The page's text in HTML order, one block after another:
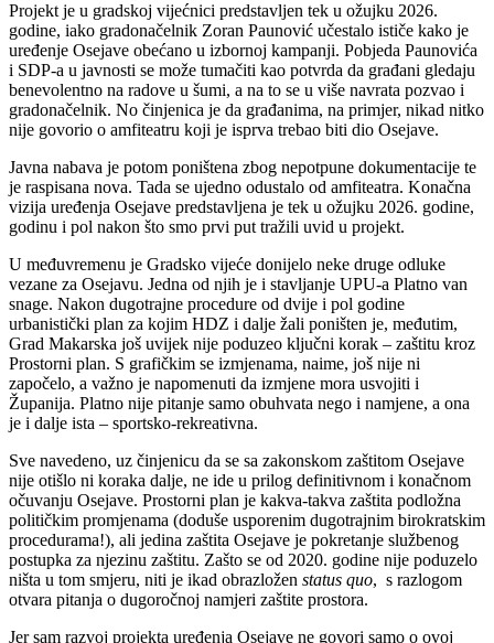
Projekt je u gradskoj vijećnici predstavljen tek u ožujku 2026.
godine, iako gradonačelnik Zoran Paunović učestalo ističe kako je
uređenje Osejave obećano u izbornoj kampanji. Pobjeda Paunovića
i SDP-a u javnosti se može tumačiti kao potvrda da građani gledaju
benevolentno na radove u šumi, a na to se u više navrata pozvao i
gradonačelnik. No činjenica je da građanima, na primjer, nikad nitko
nije govorio o amfiteatru koji je isprva trebao biti dio Osejave.
Javna nabava je potom poništena zbog nepotpune dokumentacije te
je raspisana nova. Tada se ujedno odustalo od amfiteatra. Konačna
vizija uređenja Osejave predstavljena je tek u ožujku 2026. godine,
godinu i pol nakon što smo prvi put tražili uvid u projekt.
U međuvremenu je Gradsko vijeće donijelo neke druge odluke
vezane za Osejavu. Jedna od njih je i stavljanje UPU-a Platno van
snage. Nakon dugotrajne procedure od dvije i pol godine
urbanistički plan za kojim HDZ i dalje žali poništen je, međutim,
Grad Makarska još uvijek nije poduzeo ključni korak – zaštitu kroz
Prostorni plan. S grafičkim se izmjenama, naime, još nije ni
započelo, a važno je napomenuti da izmjene mora usvojiti i
Županija. Platno nije pitanje samo obuhvata nego i namjene, a ona
je i dalje ista – sportsko-rekreativna.
Sve navedeno, uz činjenicu da se sa zakonskom zaštitom Osejave
nije otišlo ni koraka dalje, ne ide u prilog definitivnom i konačnom
očuvanju Osejave. Prostorni plan je kakva-takva zaštita podložna
političkim promjenama (doduše usporenim dugotrajnim birokratskim
procedurama!), ali jedina zaštita Osejave je pokretanje službenog
postupka za njezinu zaštitu. Zašto se od 2020. godine nije poduzelo
ništa u tom smjeru, niti je ikad obrazložen status quo, s razlogom
otvara pitanja o dugoročnoj namjeri zaštite prostora.
Jer sam razvoj projekta uređenja Osejave ne govori samo o ovoj